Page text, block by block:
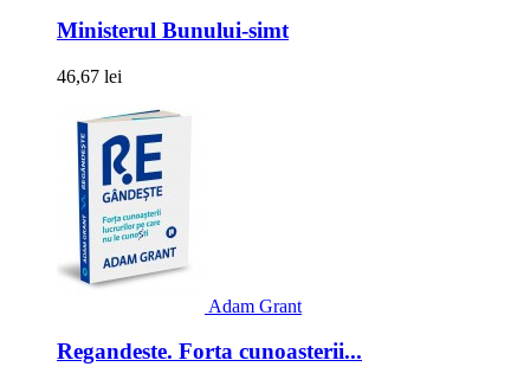
Ministerul Bunului-simt
46,67 lei
Adam Grant
Regandeste. Forta cunoasterii...